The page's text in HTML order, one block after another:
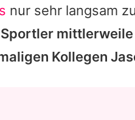
nur sehr langsam
mittlerweile
Kollegen